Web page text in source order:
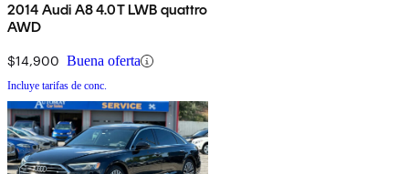
2014 Audi A8 4.0T LWB quattro
AWD
$14,900 Buena oferta
Incluye tarifas de conc.